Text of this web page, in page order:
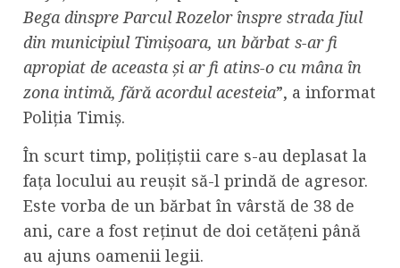
Bega dinspre Parcul Rozelor înspre strada Jiul
din municipiul Timișoara, un bărbat s-ar fi
apropiat de aceasta și ar fi atins-o cu mâna în
zona intimă, fără acordul acesteia”, a informat
Poliția Timiș.
În scurt timp, polițiștii care s-au deplasat la
fața locului au reușit să-l prindă de agresor.
Este vorba de un bărbat în vârstă de 38 de
ani, care a fost reținut de doi cetățeni până
au ajuns oamenii legii.